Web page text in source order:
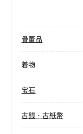
骨董品
着物
宝石
古銭・古紙幣